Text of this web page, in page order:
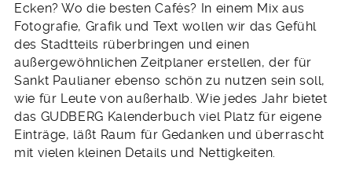
Ecken? Wo die besten Cafés? In einem Mix aus
Fotografie, Grafik und Text wollen wir das Gefühl
des Stadtteils rüberbringen und einen
außergewöhnlichen Zeitplaner erstellen, der für
Sankt Paulianer ebenso schön zu nutzen sein soll,
wie für Leute von außerhalb. Wie jedes Jahr bietet
das GUDBERG Kalenderbuch viel Platz für eigene
Einträge, läßt Raum für Gedanken und überrascht
mit vielen kleinen Details und Nettigkeiten.